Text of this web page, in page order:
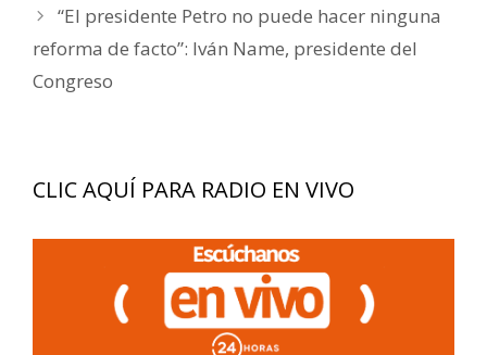
“El presidente Petro no puede hacer ninguna
reforma de facto”: Iván Name, presidente del
Congreso
CLIC AQUÍ PARA RADIO EN VIVO